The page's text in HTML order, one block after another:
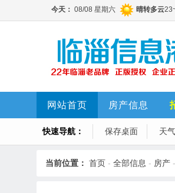
网站首页 房产信息
快速导航： 保存桌面 天
当前位置： 首页 - 全部信息 - 房产 -